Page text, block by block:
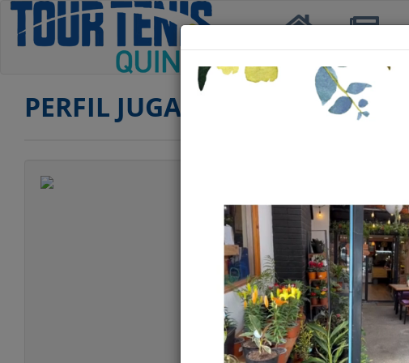
Inicio Noticias
PERFIL JUGADOR
Categoría
Edad
Club
Ranking CUARTA
Ranking SENIOR TERCERA
Ranking SENIOR CUARTA
Ranking DOBLES C
Ranking SENIOR 40+ B
Estatura